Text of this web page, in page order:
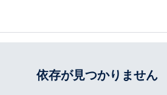
依存が見つかりません